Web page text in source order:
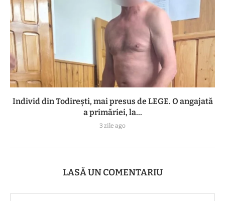
Individ din Todirești, mai presus de LEGE. O angajată
a primăriei, la...
3 zile ago
LASĂ UN COMENTARIU